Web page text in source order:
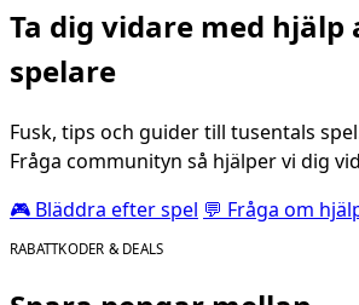
Ta dig vidare med hjälp
spelare
Fusk, tips och guider till tusentals
Fråga communityn så hjälper vi dig
🎮 Bläddra efter spel 💬 Fråga om
RABATTKODER & DEALS